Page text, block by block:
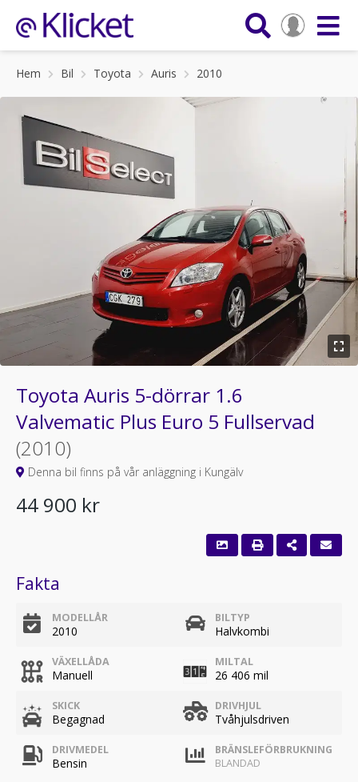
Hem Bil Toyota Auris 2010
Toyota Auris 5-dörrar 1.6
Valvematic Plus Euro 5 Fullservad
(2010)
Denna bil finns på vår anläggning i Kungälv
44 900 kr
Fakta
MODELLÅR
2010
BILTYP
Halvkombi
VÄXELLÅDA
Manuell
MILTAL
26 406 mil
SKICK
Begagnad
DRIVHJUL
Tvåhjulsdriven
DRIVMEDEL
Bensin
BRÄNSLEFÖRBRUKNING
BLANDAD